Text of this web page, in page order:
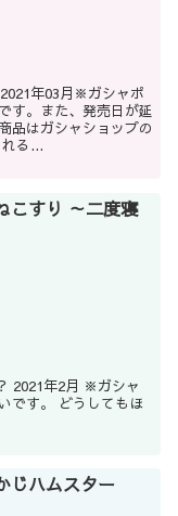
年03月※ガシャポ
す。また、発売日が延
品はガシャショップの
る...
こすり ～二度寝
2021年2月 ※ガシャ
です。 どうしてもほ
じハムスター